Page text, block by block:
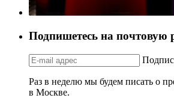
Подпишетесь на почтовую
Раз в неделю мы будем писать о
в Москве.